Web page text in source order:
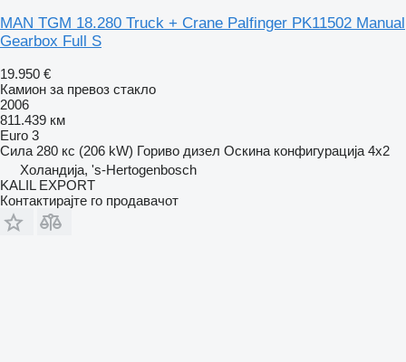
MAN TGM 18.280 Truck + Crane Palfinger PK11502 Manual
Gearbox Full S
19.950 €
Камион за превоз стакло
2006
811.439 км
Euro 3
Сила 280 кс (206 kW) Гориво дизел Оскина конфигурација 4x2
Холандија, 's-Hertogenbosch
KALIL EXPORT
Контактирајте го продавачот